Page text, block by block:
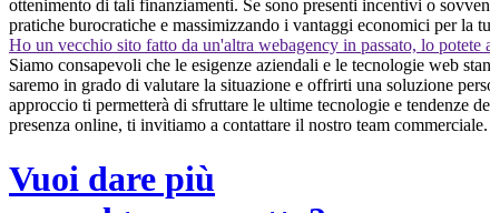
ottenimento di tali finanziamenti. Se sono presenti incentivi o
pratiche burocratiche e massimizzando i vantaggi economici per la
Ho un vecchio sito fatto da un'altra webagency in passato, lo potete
Siamo consapevoli che le esigenze aziendali e le tecnologie web
saremo in grado di valutare la situazione e offrirti una soluzione
approccio ti permetterà di sfruttare le ultime tecnologie e tendenze
presenza online, ti invitiamo a contattare il nostro team commerciale.
Vuoi dare più